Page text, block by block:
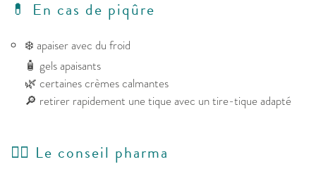
💊 En cas de piqûre
❄️ apaiser avec du froid
🧴 gels apaisants
🌿 certaines crèmes calmantes
🔎 retirer rapidement une tique avec un tire-tique adapté
👩‍⚕️ Le conseil pharma